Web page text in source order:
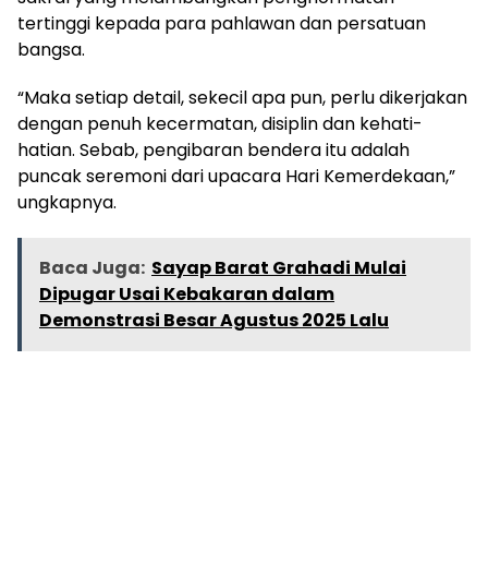
tertinggi kepada para pahlawan dan persatuan
bangsa.
“Maka setiap detail, sekecil apa pun, perlu dikerjakan
dengan penuh kecermatan, disiplin dan kehati-
hatian. Sebab, pengibaran bendera itu adalah
puncak seremoni dari upacara Hari Kemerdekaan,”
ungkapnya.
Baca Juga: Sayap Barat Grahadi Mulai
Dipugar Usai Kebakaran dalam
Demonstrasi Besar Agustus 2025 Lalu